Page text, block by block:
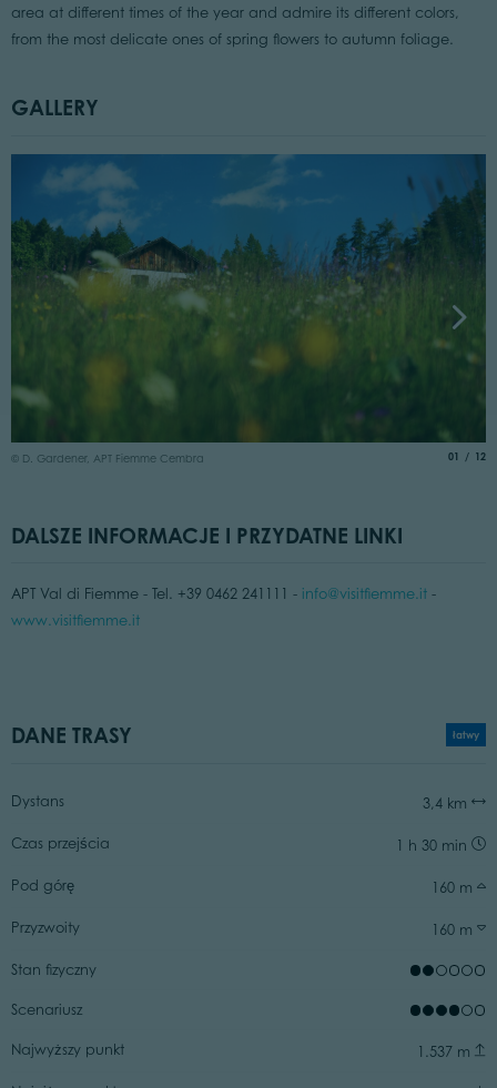
area at different times of the year and admire its different colors,
from the most delicate ones of spring flowers to autumn foliage.
GALLERY
© D. Gardener, APT Fiemme Cembra 01 of
12
DALSZE INFORMACJE I PRZYDATNE LINKI
APT Val di Fiemme - Tel. +39 0462 241111 - info@visitfiemme.it-
www.visitfiemme.it
DANE TRASY łatwy
Dystans 3,4 km
Czas przejścia 1 h 30 min
Pod górę 160 m
Przyzwoity 160 m
Stan fizyczny
Scenariusz
Najwyższy punkt 1.537 m